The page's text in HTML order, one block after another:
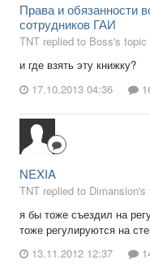
Права и обязанности
сотрудников ГАИ
TNT replied to Boss's topic
и где взять эту книжку?
17.10.2013 04:36
NEXIA
TNT replied to Dimansion's
я бы тоже съездил на
тоже регулируются на
13.11.2012 12:37